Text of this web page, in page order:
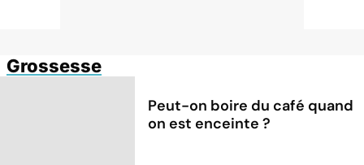
Grossesse
Peut-on boire du café quand
on est enceinte ?